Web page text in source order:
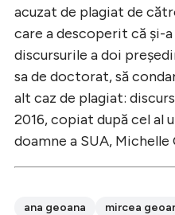
acuzat de plagiat de
care a descoperit că și-
discursurile a doi
sa de doctorat, să
alt caz de plagiat:
2016, copiat după cel al
doamne a SUA, Michelle
ana geoana mircea